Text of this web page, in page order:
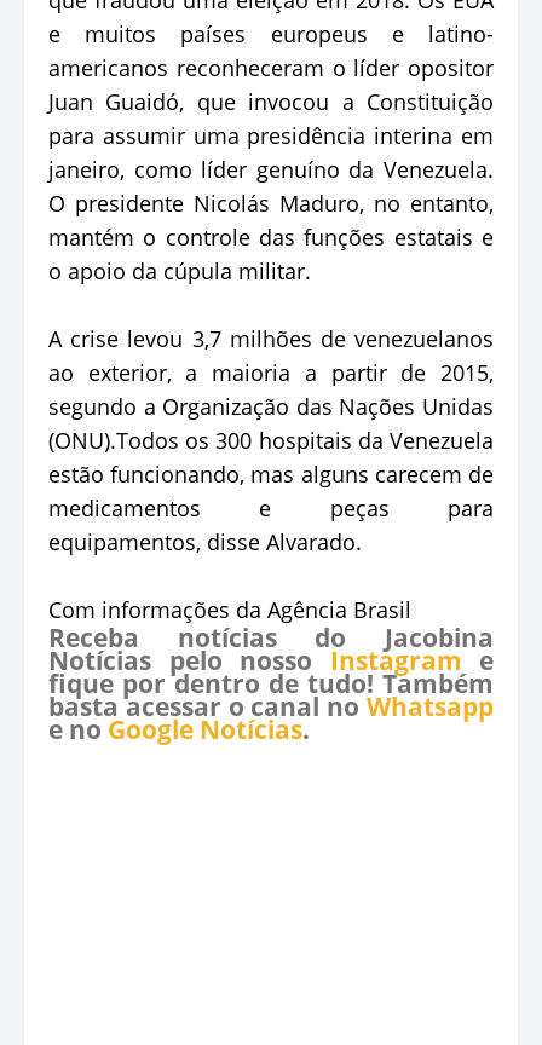
e muitos países europeus e latino-
americanos reconheceram o líder opositor
Juan Guaidó, que invocou a Constituição
para assumir uma presidência interina em
janeiro, como líder genuíno da Venezuela.
O presidente Nicolás Maduro, no entanto,
mantém o controle das funções estatais e
o apoio da cúpula militar.
A crise levou 3,7 milhões de venezuelanos
ao exterior, a maioria a partir de 2015,
segundo a Organização das Nações Unidas
(ONU).Todos os 300 hospitais da Venezuela
estão funcionando, mas alguns carecem de
medicamentos e peças para
equipamentos, disse Alvarado.
Com informações da Agência Brasil
Receba notícias do Jacobina
Notícias pelo nosso Instagram e
fique por dentro de tudo! Também
basta acessar o canal no Whatsapp
e no Google Notícias.